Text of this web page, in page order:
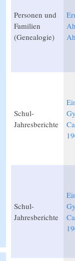
Personen und
Familien
(Genealogie)
Schul-
Jahresberichte
Schul-
Jahresberichte